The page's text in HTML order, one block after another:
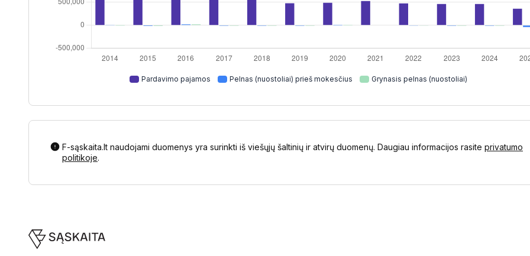
Pardavimo pajamos Pelnas (nuostoliai) prieš mokesčius Grynasis pelnas (nuostoliai)
F-sąskaita.lt naudojami duomenys yra surinkti iš viešųjų šaltinių ir atvirų duomenų. Daugiau informacijos rasite privatumo
politikoje.
Footer